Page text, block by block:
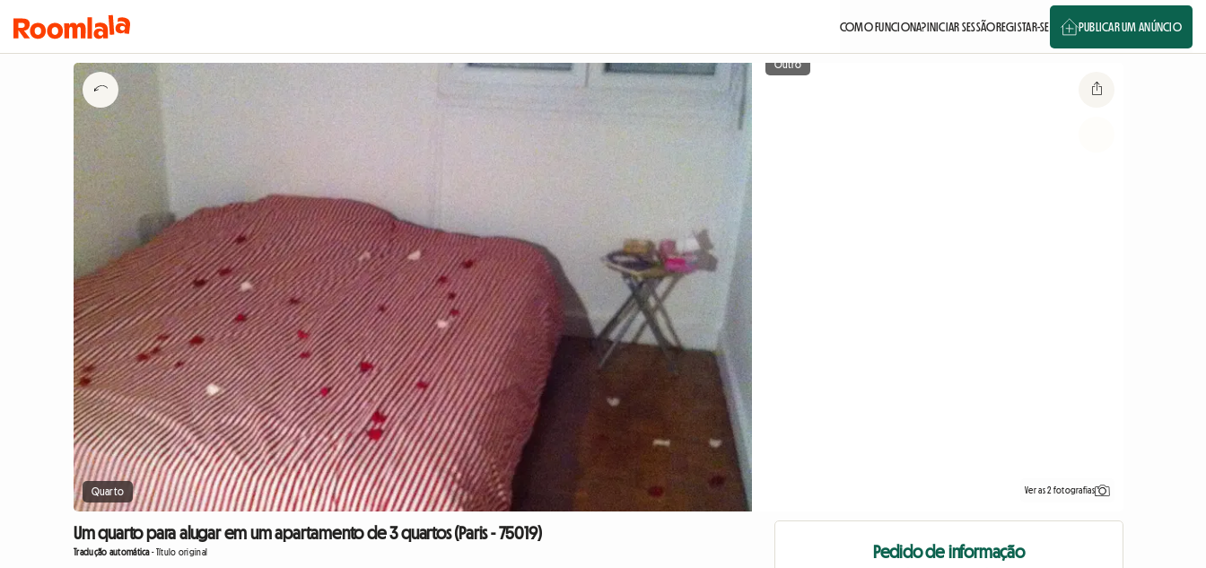
COMO FUNCIONA?INICIAR SESSÃOREGISTAR-SE PUBLICAR UM ANÚNCIO
Quarto
Outro
Ver as 2 fotografias
Um quarto para alugar em um apartamento de 3 quartos (Paris - 75019)
Tradução automática-Título original Pedido de informação